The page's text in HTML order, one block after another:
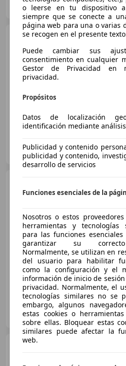
ES-50171 LA PUEBLA DE ALFINDÉN
€
01/2012
Clidrive Group
ES-28006 MADRID
€
06/2011 247.000 km Diésel
Clidrive Group
ES-28006 MADRID
o leerse en tu dispositivo
siempre que se conecte a
página web para una o varias
se recogen en el presente
Puede cambiar sus
consentimiento en cualquier
Gestor de Privacidad en
privacidad.
Propósitos
Datos de localización
identificación mediante
Publicidad y contenido
publicidad y contenido,
desarrollo de servicios
Funciones esenciales de la
Nosotros o estos
herramientas y tecnologías
para las funciones
garantizar su correcto
Normalmente, se utilizan en
del usuario para habilitar
como la configuración y el
información de inicio de
privacidad. Normalmente, el
tecnologías similares no se
embargo, algunos
estas cookies o
sobre ellas. Bloquear estas
similares puede afectar la
web.